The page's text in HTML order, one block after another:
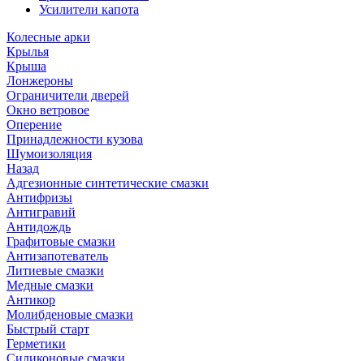
Усилители капота
Колесные арки
Крылья
Крыша
Лонжероны
Ограничители дверей
Окно ветровое
Оперение
Принадлежности кузова
Шумоизоляция
Назад
Адгезионные синтетические смазки
Антифризы
Антигравий
Антидождь
Графитовые смазки
Антизапотеватель
Литиевые смазки
Медные смазки
Антикор
Молибденовые смазки
Быстрый старт
Герметики
Силиконовые смазки